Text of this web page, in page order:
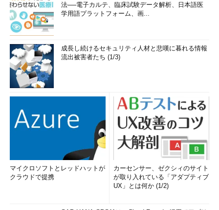
法──電子カルテ、臨床試験データ解析、日本語医
学用語プラットフォーム、画...
成長し続けるセキュリティ人材と悲嘆に暮れる情報
流出被害者たち (1/3)
マイクロソフトとレッドハットが
クラウドで提携
カーセンサー、ゼクシィのサイト
が取り入れている「アダプティブ
UX」とは何か (1/2)